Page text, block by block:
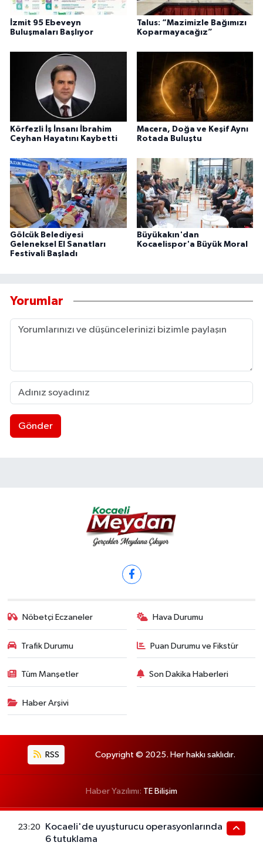
İzmit 95 Ebeveyn
Buluşmaları Başlıyor
Talus: “Mazimizle Bağımızı
Koparmayacağız”
Körfezli İş İnsanı İbrahim
Ceyhan Hayatını Kaybetti
Macera, Doğa ve Keşif Aynı
Rotada Buluştu
Gölcük Belediyesi
Geleneksel El Sanatları
Festivali Başladı
Büyükakın'dan
Kocaelispor'a Büyük Moral
Yorumlar
Gönder
Nöbetçi Eczaneler Hava Durumu
Trafik Durumu Puan Durumu ve Fikstür
Tüm Manşetler Son Dakika Haberleri
Haber Arşivi
RSS Copyright © 2025. Her hakkı saklıdır.
Haber Yazılımı: TE Bilişim
23:20
Kocaeli'de uyuşturucu operasyonlarında
6 tutuklama